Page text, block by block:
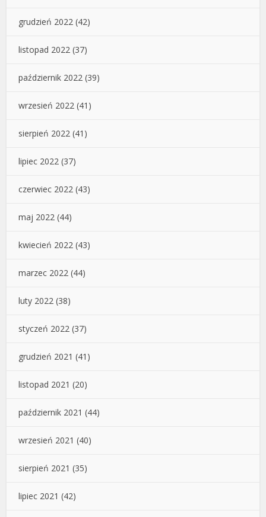
grudzień 2022 (42)
listopad 2022 (37)
październik 2022 (39)
wrzesień 2022 (41)
sierpień 2022 (41)
lipiec 2022 (37)
czerwiec 2022 (43)
maj 2022 (44)
kwiecień 2022 (43)
marzec 2022 (44)
luty 2022 (38)
styczeń 2022 (37)
grudzień 2021 (41)
listopad 2021 (20)
październik 2021 (44)
wrzesień 2021 (40)
sierpień 2021 (35)
lipiec 2021 (42)